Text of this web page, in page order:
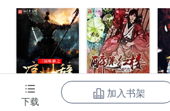
上，有的只是现代机器、科
越者们怀着现世无法达成的野
末的乱世进发。
目标：海南。
三国纵横之凉
醉迷红楼
北
下载
加入书架